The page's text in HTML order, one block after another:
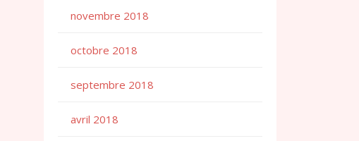
novembre 2018
octobre 2018
septembre 2018
avril 2018